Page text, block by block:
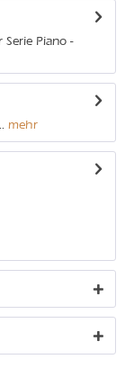
Piano -
mehr